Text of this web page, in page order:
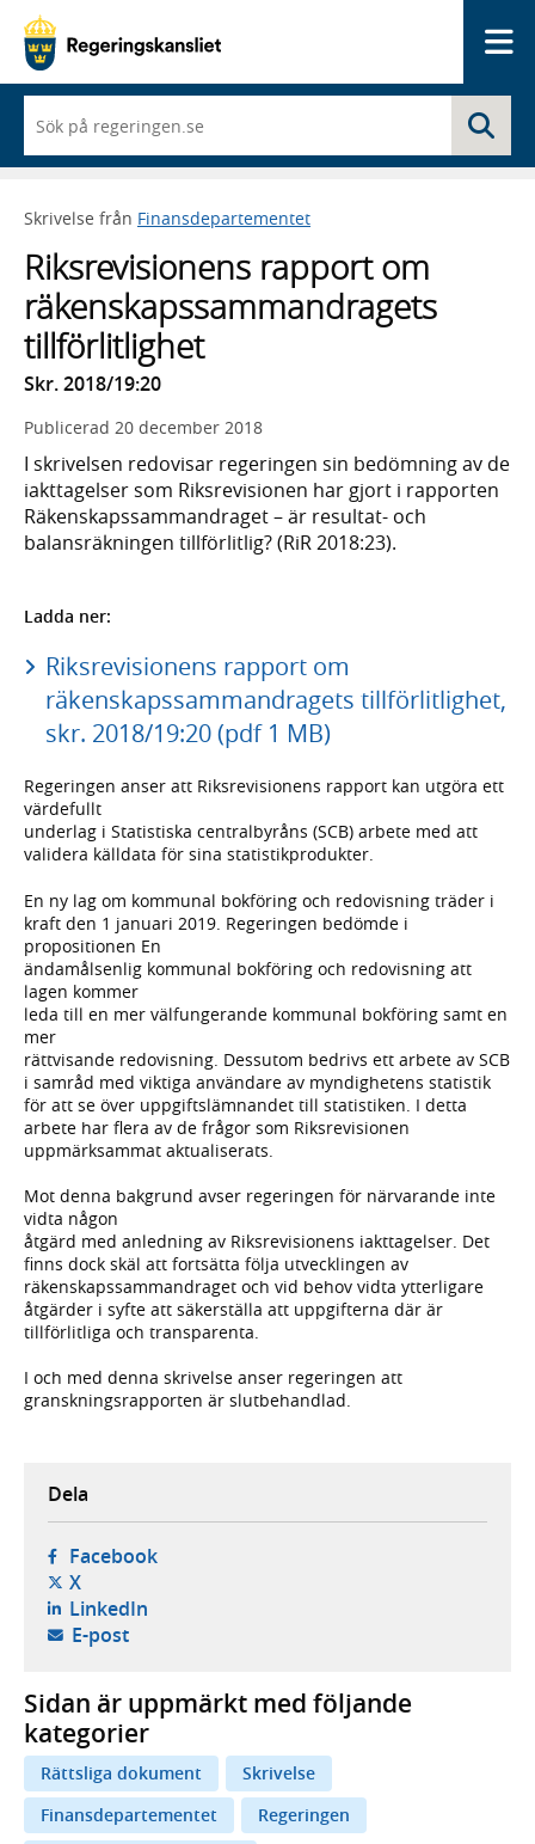
du
börjar
skriva
framträder
lista
med
sökförslag
Skrivelse från Finansdepartementet
Riksrevisionens rapport om
räkenskapssammandragets
tillförlitlighet
Skr. 2018/19:20
Publicerad 20 december 2018
I skrivelsen redovisar regeringen sin bedömning av de
iakttagelser som Riksrevisionen har gjort i rapporten
Räkenskapssammandraget – är resultat- och
balansräkningen tillförlitlig? (RiR 2018:23).
Ladda ner:
Riksrevisionens rapport om
räkenskapssammandragets tillförlitlighet,
skr. 2018/19:20 (pdf 1 MB)
Regeringen anser att Riksrevisionens rapport kan utgöra ett
värdefullt
underlag i Statistiska centralbyråns (SCB) arbete med att
validera källdata för sina statistikprodukter.
En ny lag om kommunal bokföring och redovisning träder i
kraft den 1 januari 2019. Regeringen bedömde i
propositionen En
ändamålsenlig kommunal bokföring och redovisning att
lagen kommer
leda till en mer välfungerande kommunal bokföring samt en
mer
rättvisande redovisning. Dessutom bedrivs ett arbete av SCB
i samråd med viktiga användare av myndighetens statistik
för att se över uppgiftslämnandet till statistiken. I detta
arbete har flera av de frågor som Riksrevisionen
uppmärksammat aktualiserats.
Mot denna bakgrund avser regeringen för närvarande inte
vidta någon
åtgärd med anledning av Riksrevisionens iakttagelser. Det
finns dock skäl att fortsätta följa utvecklingen av
räkenskapssammandraget och vid behov vidta ytterligare
åtgärder i syfte att säkerställa att uppgifterna där är
tillförlitliga och transparenta.
I och med denna skrivelse anser regeringen att
granskningsrapporten är slutbehandlad.
Dela
Facebook- öppnas i ny flik, extern webbplats,
X- öppnas i ny flik, extern webbplats,
LinkedIn- öppnas i ny flik, extern webbplats,
E-post- öppnar din e-postklient,
Sidan är uppmärkt med följande
kategorier
Rättsliga dokument
Skrivelse
Finansdepartementet
Regeringen